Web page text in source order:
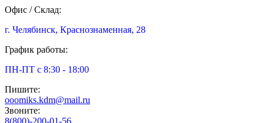
Офис / Склад:
г. Челябинск, Краснознаменная, 28
График работы:
ПН-ПТ с 8:30 - 18:00
Пишите:
ooomiks.kdm@mail.ru
Звоните:
8(800)-200-01-56